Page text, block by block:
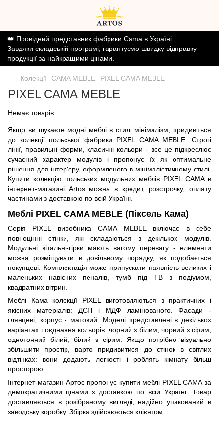
👑 Провідний представник фабрики Cama в Україні.
Завдяки складській програмі, гарантуємо швидку відправку
продукції за найкращими цінами.
Колекції CAMA MEBLE PIXEL CAMA MEBLE
PIXEL CAMA MEBLE
Немає товарів
Якщо ви шукаєте модні меблі в стилі мінімалізм, придивіться
до колекції польської фабрики PIXEL CAMA MEBLE. Строгі
лінії, правильні форми, класичні кольори - все це підкреслює
сучасний характер модулів і пропонує їх як оптимальне
рішення для інтер'єру, оформленого в мінімалістичному стилі.
Купити колекцію польських модульних меблів PIXEL CAMA в
інтернет-магазині Artos можна в кредит, розстрочку, оплату
частинами з доставкою по всій Україні.
Меблі PIXEL CAMA MEBLE (Піксель Кама)
Серія PIXEL виробника CAMA MEBLE включає в себе
повноцінні стінки, які складаються з декількох модулів.
Модульні вітальні-гірки мають вагому перевагу - елементи
можна розміщувати в довільному порядку, як подобається
покупцеві. Комплектація може припускати наявність великих і
маленьких навісних пеналів, тумб під ТВ з подіумом,
квадратних вітрин.
Меблі Кама колекції PIXEL виготовляються з практичних і
якісних матеріалів: ДСП і МДФ ламінованого. Фасади -
глянцеві, корпус - матовий. Моделі представлені в декількох
варіантах поєднання кольорів: чорний з білим, чорний з сірим,
однотонний білий, білий з сірим. Якщо потрібно візуально
збільшити простір, варто придивитися до стінок в світлих
відтінках: вони додають легкості і роблять кімнату більш
просторою.
Інтернет-магазин Артос пропонує купити меблі PIXEL CAMA за
демократичними цінами з доставкою по всій Україні. Товар
доставляється в розібраному вигляді, надійно упакований в
заводську коробку. Збірка здійснюється клієнтом.